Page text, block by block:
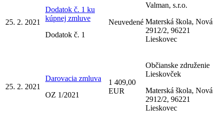
25. 2. 2021
Dodatok č. 1 ku
kúpnej zmluve
Dodatok č. 1
Neuvedené
Valman, s.r.o.
Materská škola, Nová
2912/2, 96221
Lieskovec
25. 2. 2021
Darovacia zmluva
OZ 1/2021
1 409,00
EUR
Občianske združenie
Lieskovček
Materská škola, Nová
2912/2, 96221
Lieskovec